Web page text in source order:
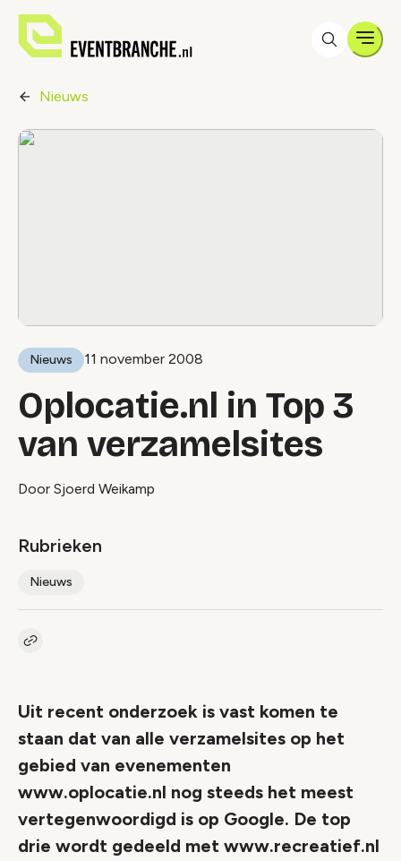
Nieuws
Nieuws 11 november 2008
Oplocatie.nl in Top 3
van verzamelsites
Door Sjoerd Weikamp
Rubrieken
Nieuws
Kopieer link naar artikel
Uit recent onderzoek is vast komen te
staan dat van alle verzamelsites op het
gebied van evenementen
www.oplocatie.nl nog steeds het meest
vertegenwoordigd is op Google. De top
drie wordt gedeeld met www.recreatief.nl